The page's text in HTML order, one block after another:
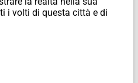
i volti di questa città e di